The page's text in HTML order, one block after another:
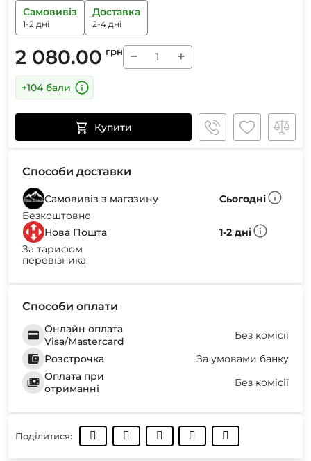
Самовивіз
1-2 дні
Доставка
2-4 дні
2 080.00 грн − +
+104 бали
Купити
Способи доставки
Самовивіз з магазину
Сьогодні
Безкоштовно
Нова Пошта
1-2 дні
За тарифом
перевізника
Способи оплати
Онлайн оплата
Visa/Mastercard
Без комісії
Розстрочка
За умовами банку
Оплата при
отриманні
Без комісії
Поділитися: